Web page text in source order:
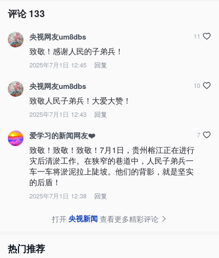
评论133
央视网友um8dbs
致敬！感谢人民的子弟兵！
2025年7月1日 12:45 回复
11
央视网友um8dbs
致敬人民子弟兵！大爱大赞！
2025年7月1日 12:43 回复
10
爱学习的新闻网友❤️
致敬！致敬！致敬！7月1日，贵州榕江正在进行
灾后清淤工作。在狭窄的巷道中，人民子弟兵一
车一车将淤泥拉上陡坡。他们的背影，就是坚实
的后盾！
2025年7月1日 12:38 回复
7
打开央视新闻查看更多精彩评论
热门推荐